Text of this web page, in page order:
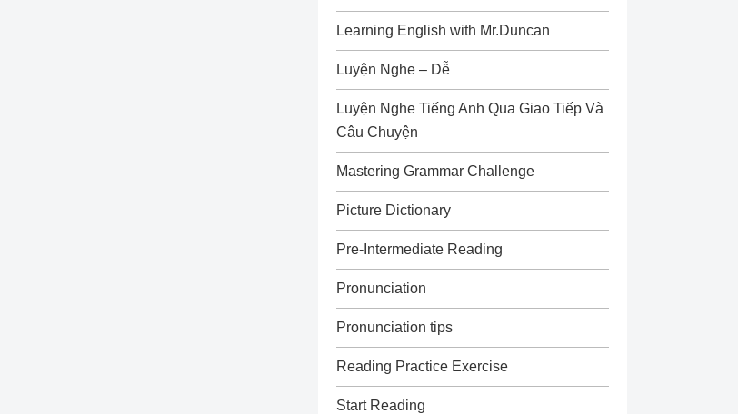
Learning English with Mr.Duncan
Luyện Nghe – Dễ
Luyện Nghe Tiếng Anh Qua Giao Tiếp Và
Câu Chuyện
Mastering Grammar Challenge
Picture Dictionary
Pre-Intermediate Reading
Pronunciation
Pronunciation tips
Reading Practice Exercise
Start Reading